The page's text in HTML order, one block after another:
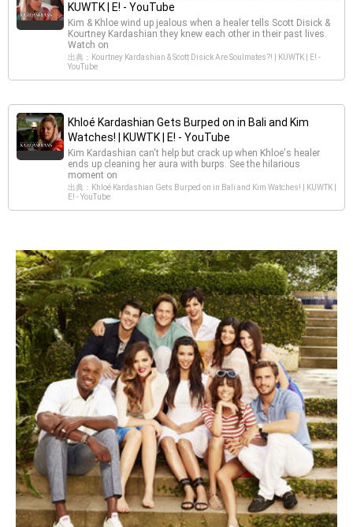
KUWTK | E! - YouTube
Kim & Khloe wind up jealous when a healer tells Scott Disick &
Kourtney Kardashian they knew each other in their past lives.
Watch on
出典：Kourtney Kardashian & Scott Disick Are Soulmates?! | KUWTK | E! -
YouTube
Khloé Kardashian Gets Burped on in Bali and Kim
Watches! | KUWTK | E! - YouTube
Kim Kardashian can't help but crack up when Khloe's healer
ends up cleaning her aura with burps. See the hilarious
moment on
出典：Khloé Kardashian Gets Burped on in Bali and Kim Watches! | KUWTK |
E! - YouTube